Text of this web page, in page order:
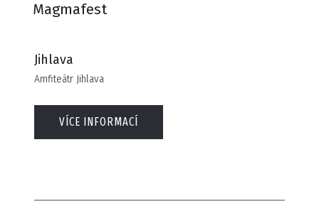
Magmafest
Jihlava
Amfiteátr Jihlava
VÍCE INFORMACÍ